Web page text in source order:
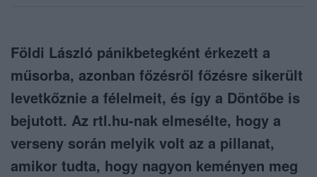
Földi László pánikbetegként érkezett a
műsorba, azonban főzésről főzésre sikerült
levetkőznie a félelmeit, és így a Döntőbe is
bejutott. Az rtl.hu-nak elmesélte, hogy a
verseny során melyik volt az a pillanat,
amikor tudta, hogy nagyon keményen meg